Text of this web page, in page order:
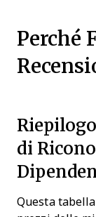
Perché
di
Questa